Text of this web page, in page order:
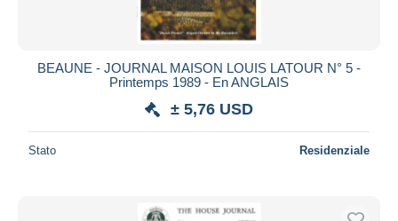
BEAUNE - JOURNAL MAISON LOUIS LATOUR N° 5 -
Printemps 1989 - En ANGLAIS
± 5,76 USD
Stato Residenziale